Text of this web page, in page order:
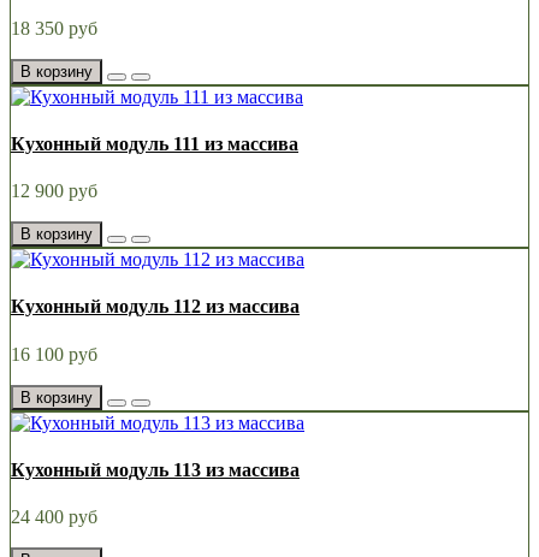
18 350 руб
В корзину
Кухонный модуль 111 из массива
12 900 руб
В корзину
Кухонный модуль 112 из массива
16 100 руб
В корзину
Кухонный модуль 113 из массива
24 400 руб